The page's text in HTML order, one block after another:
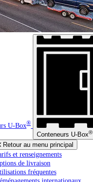
U-Box®
Conteneurs U-Box®
Retour au menu principal
et renseignements
de livraison
fréquentes
internationaux